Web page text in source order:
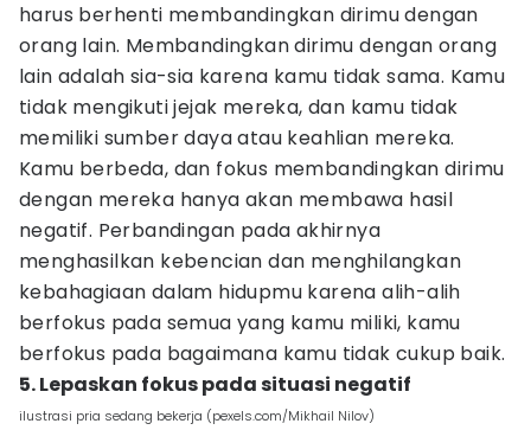
harus berhenti membandingkan dirimu dengan
orang lain. Membandingkan dirimu dengan orang
lain adalah sia-sia karena kamu tidak sama. Kamu
tidak mengikuti jejak mereka, dan kamu tidak
memiliki sumber daya atau keahlian mereka.
Kamu berbeda, dan fokus membandingkan dirimu
dengan mereka hanya akan membawa hasil
negatif. Perbandingan pada akhirnya
menghasilkan kebencian dan menghilangkan
kebahagiaan dalam hidupmu karena alih-alih
berfokus pada semua yang kamu miliki, kamu
berfokus pada bagaimana kamu tidak cukup baik.
5. Lepaskan fokus pada situasi negatif
ilustrasi pria sedang bekerja (pexels.com/Mikhail Nilov)